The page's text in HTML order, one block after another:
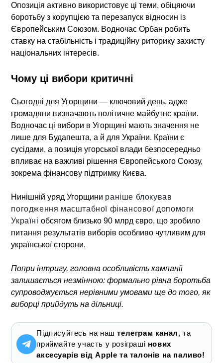
Опозиція активно використовує ці теми, обіцяючи
боротьбу з корупцією та перезапуск відносин із
Європейським Союзом. Водночас Орбан робить
ставку на стабільність і традиційну риторику захисту
національних інтересів.
Чому ці вибори критичні
Сьогодні для Угорщини — ключовий день, адже
громадяни визначають політичне майбутнє країни.
Водночас ці вибори в Угорщині мають значення не
лише для Будапешта, а й для України. Країни є
сусідами, а позиція угорської влади безпосередньо
впливає на важливі рішення Європейського Союзу,
зокрема фінансову підтримку Києва.
Нинішній уряд Угорщини раніше блокував
погодження масштабної фінансової допомоги
Україніобсягом близько 90 млрд євро, що зробило
питання результатів виборів особливо чутливим для
української сторони.
Попри інтригу, головна особливість кампанії
залишається незмінною: формально рівна боротьба
супроводжується нерівними умовами ще до того, як
виборці прийдуть на дільниці.
Підписуйтесь на наштелеграм канал, та
приймайте участь у розіграші нових
аксесуарів від Apple та талонів на паливо!